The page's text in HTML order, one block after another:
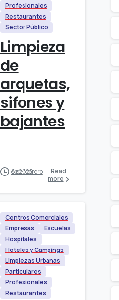
Profesionales
Restaurantes
Sector Público
Limpieza
de
arquetas,
sifones y
bajantes
6 de febrero de 2025
Read
more
Centros Comerciales
Empresas
Escuelas
Hospitales
Hoteles y Campings
Limpiezas Urbanas
Particulares
Profesionales
Restaurantes